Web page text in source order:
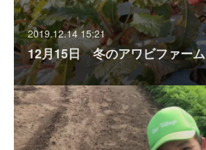
2019.12.14 15:21
12月15日 冬のアワビファーム